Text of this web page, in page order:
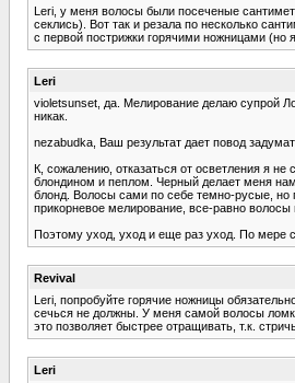
Leri, у меня волосы были посеченые
секлись). Вот так и резала по несколько
с первой пострижки горячими ножницами (но
Leri
violetsunset, да. Мелирование делаю супрой
никак.
nezabudka, Ваш результат дает повод
К, сожалению, отказаться от осветления я
блондином и пеплом. Черный делает меня
блонд. Волосы сами по себе темно-русые, но
прикорневое мелирование, все-равно волосы
Поэтому уход, уход и еще раз уход. По мере
Revival
Leri, попробуйте горячие ножницы
сечься не должны. У меня самой волосы
это позволяет быстрее отращивать, т.к.
Leri